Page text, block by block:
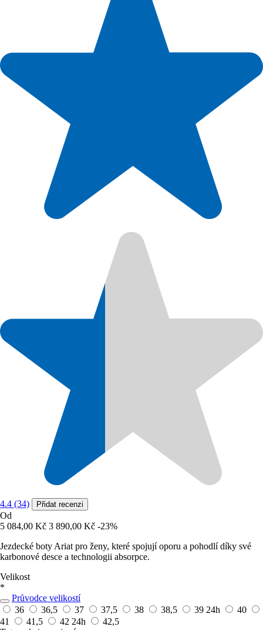
4.4 (34) Přidat recenzi
Od
5 084,00 Kč 3 890,00 Kč -23%
Jezdecké boty Ariat pro ženy, které spojují oporu a pohodlí díky své
karbonové desce a technologii absorpce.
Velikost
*
Průvodce velikostí
36
36,5 37 37,5 38 38,5 39 24h
40
41
41,5 42 24h
42,5